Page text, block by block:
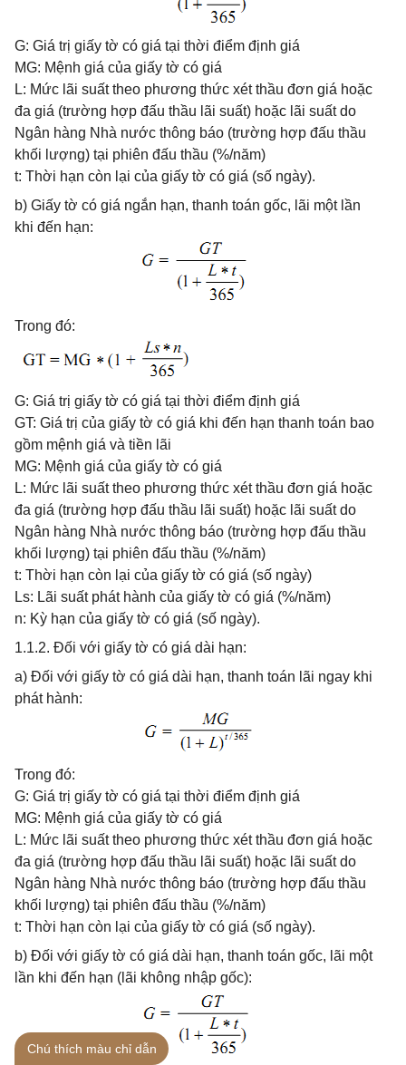
G: Giá trị giấy tờ có giá tại thời điểm định giá
MG: Mệnh giá của giấy tờ có giá
L: Mức lãi suất theo phương thức xét thầu đơn giá hoặc
đa giá (trường hợp đấu thầu lãi suất) hoặc lãi suất do
Ngân hàng Nhà nước thông báo (trường hợp đấu thầu
khối lượng) tại phiên đấu thầu (%/năm)
t: Thời hạn còn lại của giấy tờ có giá (số ngày).
b) Giấy tờ có giá ngắn hạn, thanh toán gốc, lãi một lần
khi đến hạn:
Trong đó:
G: Giá trị giấy tờ có giá tại thời điểm định giá
GT: Giá trị của giấy tờ có giá khi đến hạn thanh toán bao
gồm mệnh giá và tiền lãi
MG: Mệnh giá của giấy tờ có giá
L: Mức lãi suất theo phương thức xét thầu đơn giá hoặc
đa giá (trường hợp đấu thầu lãi suất) hoặc lãi suất do
Ngân hàng Nhà nước thông báo (trường hợp đấu thầu
khối lượng) tại phiên đấu thầu (%/năm)
t: Thời hạn còn lại của giấy tờ có giá (số ngày)
Ls: Lãi suất phát hành của giấy tờ có giá (%/năm)
n: Kỳ hạn của giấy tờ có giá (số ngày).
1.1.2. Đối với giấy tờ có giá dài hạn:
a) Đối với giấy tờ có giá dài hạn, thanh toán lãi ngay khi
phát hành:
Trong đó:
G: Giá trị giấy tờ có giá tại thời điểm định giá
MG: Mệnh giá của giấy tờ có giá
L: Mức lãi suất theo phương thức xét thầu đơn giá hoặc
đa giá (trường hợp đấu thầu lãi suất) hoặc lãi suất do
Ngân hàng Nhà nước thông báo (trường hợp đấu thầu
khối lượng) tại phiên đấu thầu (%/năm)
t: Thời hạn còn lại của giấy tờ có giá (số ngày).
b) Đối với giấy tờ có giá dài hạn, thanh toán gốc, lãi một
lần khi đến hạn (lãi không nhập gốc):
Chú thích màu chỉ dẫn